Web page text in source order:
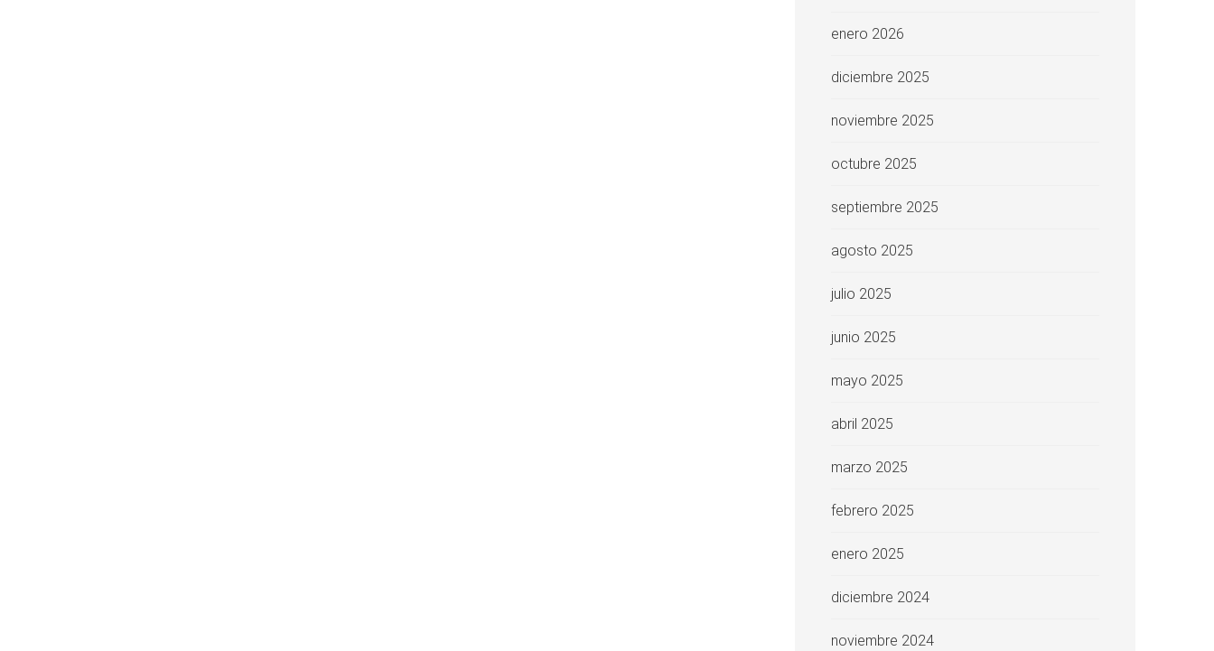
enero 2026
diciembre 2025
noviembre 2025
octubre 2025
septiembre 2025
agosto 2025
julio 2025
junio 2025
mayo 2025
abril 2025
marzo 2025
febrero 2025
enero 2025
diciembre 2024
noviembre 2024